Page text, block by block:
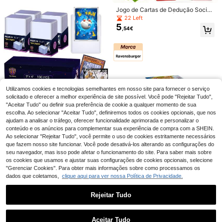
1/3 Peças Adesivos Reutilizáveis d
e Pista de Estrada Cartoon, Fita de
Estrada Preta de Poliuretano para D
ecoração de Festa de Corrida, Acab
amento com Brilho Pré-Colado, De
coração com Tema Automóvel, Ami
gável para Superfícies Plásticas
4,04€4,08€
Toalha de Altar Celestial para Tarô
1 baralho de cartas de jogar, 2 baral
hos de cartas de jogar, cartas de jog
ar padrão, cartas de jogar para adul
tos, cartas de jogar à prova de águ
a, cartas de coringa premium grand
es, presente de Natal, artigos para f
estas de férias, cartas de jogar, cart
as de jogar, jogos de cartas, jogos d
e cartas
6 Left
4,83€
100 capas para cartas de 35PT de
filme dupla face, 3"X4", corte a las
er, plástico rígido brilhante, transpar
entes azul de alta definição, para p
roteger cartas de basebol e cartas
desportivas
3 Left
12,32€
Jogo de Cartas de Dedução Social:
Encontra o Impostor | Jogo de Fest
a e Atividade
22 Left
5,54€
Bunny Board Game 5 - 99 Years Ag
21,14€
Utilizamos cookies e tecnologias semelhantes em nosso site para fornecer o serviço
solicitado e oferecer a melhor experiência de site possível. Você pode "Rejeitar Tudo",
"Aceitar Tudo" ou definir sua preferência de cookie a qualquer momento de sua
escolha. Ao selecionar "Aceitar Tudo", definiremos todos os cookies opcionais, que nos
ajudam a analisar o tráfego, oferecer funcionalidade aprimorada e personalizar o
conteúdo e os anúncios para complementar sua experiência de compra com a SHEIN.
Ao selecionar "Rejeitar Tudo", você permite o uso de cookies estritamente necessários
que fazem nosso site funcionar. Você pode desativá-los alterando as configurações do
seu navegador, mas isso pode afetar o funcionamento do site. Para saber mais sobre
os cookies que usamos e ajustar suas configurações de cookies opcionais, selecione
"Gerenciar Cookies". Para obter mais informações sobre como processamos os
dados que coletamos, clique aqui para ver nossa Política de Privacidade.
Rejeitar Tudo
Aceitar Tudo